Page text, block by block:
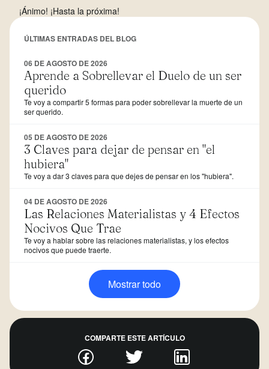
¡Ánimo! ¡Hasta la próxima!
ÚLTIMAS ENTRADAS DEL BLOG
06 DE AGOSTO DE 2026
Aprende a Sobrellevar el Duelo de un ser
querido
Te voy a compartir 5 formas para poder sobrellevar la muerte de un
ser querido.
05 DE AGOSTO DE 2026
3 Claves para dejar de pensar en "el
hubiera"
Te voy a dar 3 claves para que dejes de pensar en los "hubiera".
04 DE AGOSTO DE 2026
Las Relaciones Materialistas y 4 Efectos
Nocivos Que Trae
Te voy a hablar sobre las relaciones materialistas, y los efectos
nocivos que puede traerte.
Mostrar todo
COMPARTE ESTE ARTÍCULO